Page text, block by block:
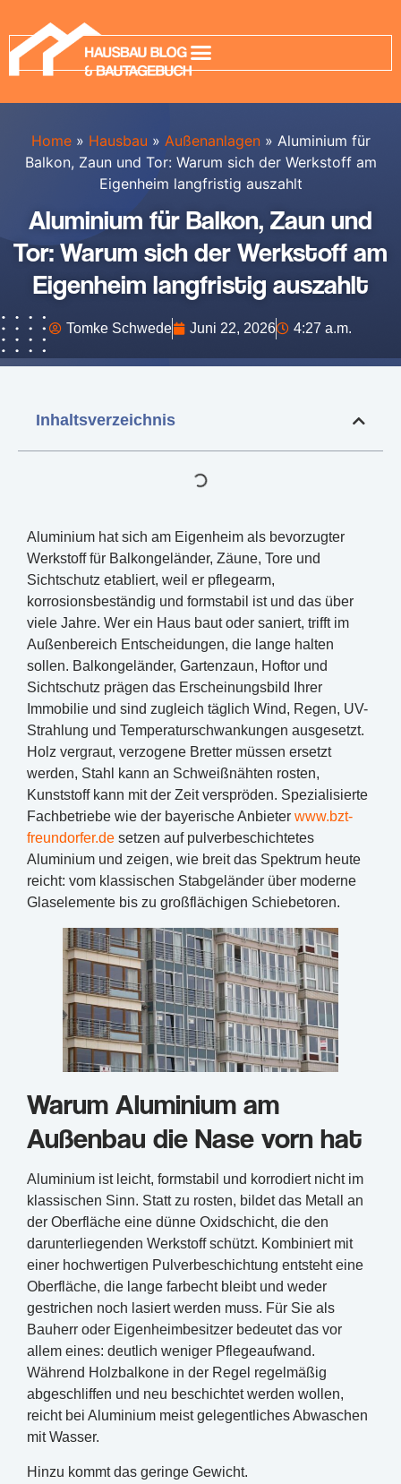
Home » Hausbau » Außenanlagen » Aluminium für
Balkon, Zaun und Tor: Warum sich der Werkstoff am
Eigenheim langfristig auszahlt
Aluminium für Balkon, Zaun und
Tor: Warum sich der Werkstoff am
Eigenheim langfristig auszahlt
Tomke Schwede Juni 22, 2026 4:27 a.m.
Inhaltsverzeichnis
Aluminium hat sich am Eigenheim als bevorzugter
Werkstoff für Balkongeländer, Zäune, Tore und
Sichtschutz etabliert, weil er pflegearm,
korrosionsbeständig und formstabil ist und das über
viele Jahre. Wer ein Haus baut oder saniert, trifft im
Außenbereich Entscheidungen, die lange halten
sollen. Balkongeländer, Gartenzaun, Hoftor und
Sichtschutz prägen das Erscheinungsbild Ihrer
Immobilie und sind zugleich täglich Wind, Regen, UV-
Strahlung und Temperaturschwankungen ausgesetzt.
Holz vergraut, verzogene Bretter müssen ersetzt
werden, Stahl kann an Schweißnähten rosten,
Kunststoff kann mit der Zeit verspröden. Spezialisierte
Fachbetriebe wie der bayerische Anbieter www.bzt-
freundorfer.de setzen auf pulverbeschichtetes
Aluminium und zeigen, wie breit das Spektrum heute
reicht: vom klassischen Stabgeländer über moderne
Glaselemente bis zu großflächigen Schiebetoren.
Warum Aluminium am
Außenbau die Nase vorn hat
Aluminium ist leicht, formstabil und korrodiert nicht im
klassischen Sinn. Statt zu rosten, bildet das Metall an
der Oberfläche eine dünne Oxidschicht, die den
darunterliegenden Werkstoff schützt. Kombiniert mit
einer hochwertigen Pulverbeschichtung entsteht eine
Oberfläche, die lange farbecht bleibt und weder
gestrichen noch lasiert werden muss. Für Sie als
Bauherr oder Eigenheimbesitzer bedeutet das vor
allem eines: deutlich weniger Pflegeaufwand.
Während Holzbalkone in der Regel regelmäßig
abgeschliffen und neu beschichtet werden wollen,
reicht bei Aluminium meist gelegentliches Abwaschen
mit Wasser.
Hinzu kommt das geringe Gewicht.